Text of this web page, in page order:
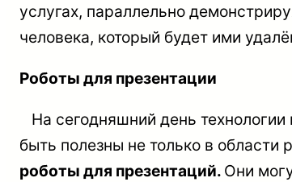
услугах, параллельно
человека, который будет ими
Роботы для презентации
На сегодняшний день
быть полезны не только в
роботы для презентаций. Они